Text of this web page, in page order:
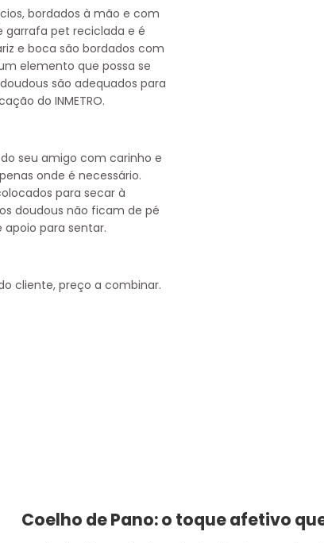
bordados à mão e com
pet reciclada e é
e boca são bordados com
elemento que possa se
são adequados para
do INMETRO.
seu amigo com carinho e
onde é necessário.
para secar à
doudous não ficam de pé
apoio para sentar.
cliente, preço a combinar.
Coelho de Pano: o toque afetivo